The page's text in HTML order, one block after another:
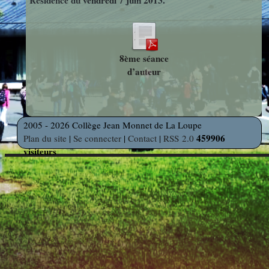
Web
et Linux
Découverte
des
Métiers
Découverte
Professionnelle
Education
Musicale
Voyages
et Sorties
8ème séance
d’auteur
2005 - 2026 Collège Jean Monnet de La Loupe
Plan du site | Se connecter | Contact | RSS 2.0 459906
visiteurs